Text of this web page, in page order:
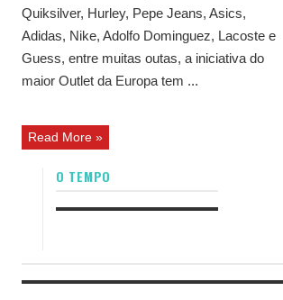
Quiksilver, Hurley, Pepe Jeans, Asics,
Adidas, Nike, Adolfo Dominguez, Lacoste e
Guess, entre muitas outas, a iniciativa do
maior Outlet da Europa tem ...
Read More »
O TEMPO